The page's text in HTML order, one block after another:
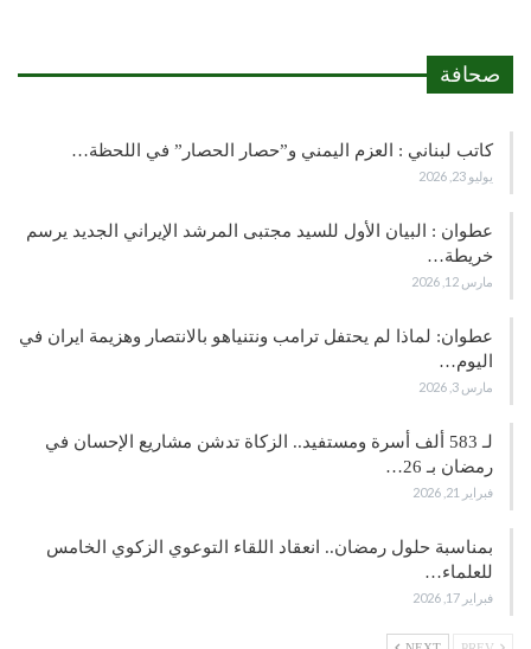
صحافة
كاتب لبناني : العزم اليمني و”حصار الحصار” في اللحظة…
يوليو 23, 2026
عطوان : البيان الأول للسيد مجتبى المرشد الإيراني الجديد يرسم
خريطة…
مارس 12, 2026
عطوان: لماذا لم يحتفل ترامب ونتنياهو بالانتصار وهزيمة ايران في
اليوم…
مارس 3, 2026
لـ 583 ألف أسرة ومستفيد.. الزكاة تدشن مشاريع الإحسان في
رمضان بـ 26…
فبراير 21, 2026
بمناسبة حلول رمضان.. انعقاد اللقاء التوعوي الزكوي الخامس
للعلماء…
فبراير 17, 2026